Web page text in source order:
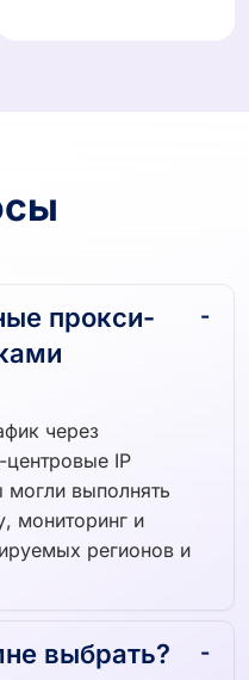
прокси-
через
центровые IP
выполнять
мониторинг и
регионов и
выбрать?